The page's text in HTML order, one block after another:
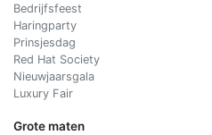
Bedrijfsfeest
Haringparty
Prinsjesdag
Red Hat Society
Nieuwjaarsgala
Luxury Fair
Grote maten